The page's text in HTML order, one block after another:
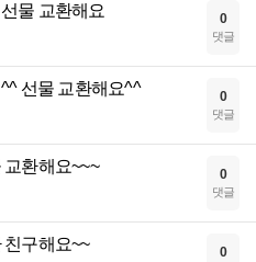
물 교환해요 0
댓글
선물 교환해요^^ 0
댓글
교환해요~~~ 0
댓글
친구해요~~ 0